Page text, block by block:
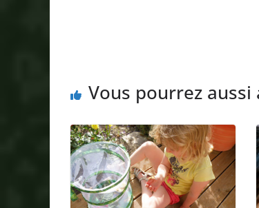
Vous pourrez aussi